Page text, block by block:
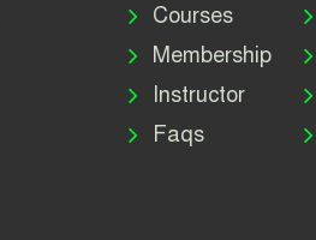
Courses
Membership
Instructor
Faqs